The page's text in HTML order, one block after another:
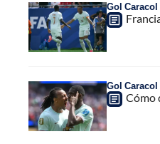
Gol Caracol
Gol Caracol
Cómo